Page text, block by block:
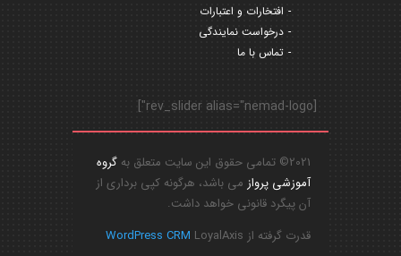
افتخارات و اعتبارات
درخواست نمایندگی
تماس با ما
[rev_slider alias="nemad-logo"]
2021© تمامی حقوق این سایت متعلق به
گروه
آموزشی پرواز می باشد، هرگونه کپی برداری از
آن پیگرد قانونی خواهد داشت.
قدرت گرفته از
WordPress CRM LoyalAxis